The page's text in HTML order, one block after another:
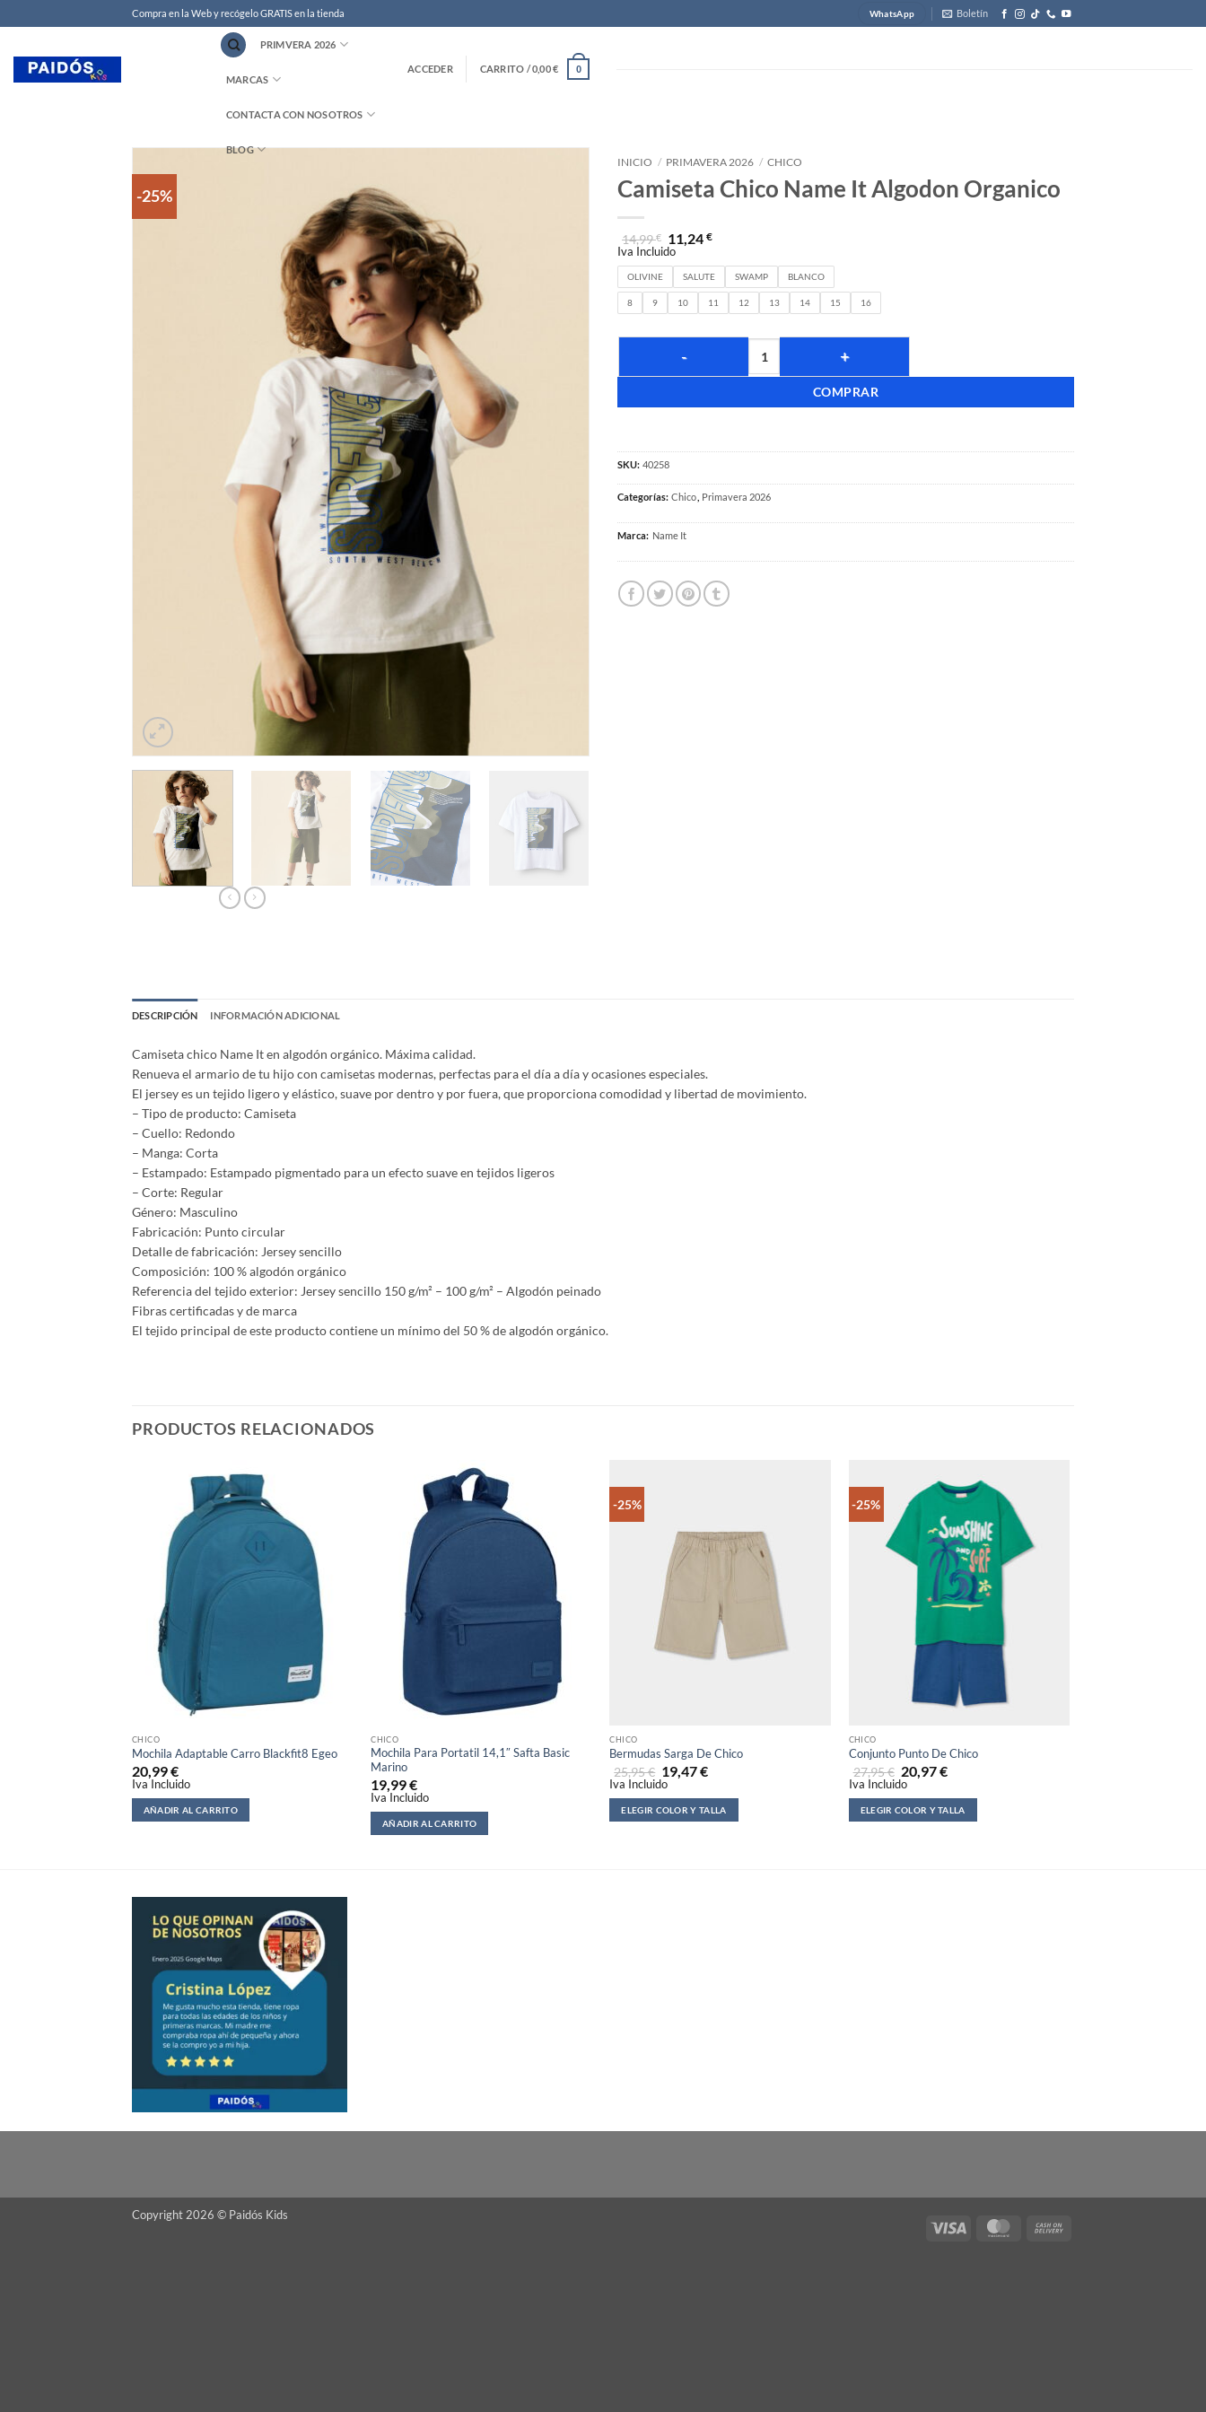
Compra en la Web y recógelo GRATIS en la tienda WhatsApp Boletín
PRIMVERA 2026
MARCAS
CONTACTA CON NOSOTROS
BLOG
ACCEDER CARRITO /0,00€ 0
-25%
INICIO / PRIMAVERA 2026 / CHICO
Camiseta Chico Name It Algodon Organico
14,99€ 11,24€
Iva Incluido
OLIVINE SALUTE SWAMP BLANCO
8 9 10 11 12 13 14 15 16
COMPRAR
SKU: 40258
Categorías: Chico Primavera 2026
Marca: Name It
DESCRIPCIÓN INFORMACIÓN ADICIONAL
Camiseta chico Name It en algodón orgánico. Máxima calidad.
Renueva el armario de tu hijo con camisetas modernas, perfectas para el día a día y ocasiones especiales.
El jersey es un tejido ligero y elástico, suave por dentro y por fuera, que proporciona comodidad y libertad de movimiento.
– Tipo de producto: Camiseta
– Cuello: Redondo
– Manga: Corta
– Estampado: Estampado pigmentado para un efecto suave en tejidos ligeros
– Corte: Regular
Género: Masculino
Fabricación: Punto circular
Detalle de fabricación: Jersey sencillo
Composición: 100 % algodón orgánico
Referencia del tejido exterior: Jersey sencillo 150 g/m² – 100 g/m² – Algodón peinado
Fibras certificadas y de marca
El tejido principal de este producto contiene un mínimo del 50 % de algodón orgánico.
PRODUCTOS RELACIONADOS
CHICO
Mochila Adaptable Carro Blackfit8 Egeo
20,99€
Iva Incluido
AÑADIR AL CARRITO
CHICO
Mochila Para Portatil 14,1″ Safta Basic
Marino
19,99€
Iva Incluido
AÑADIR AL CARRITO
-25%
CHICO
Bermudas Sarga De Chico
25,95€ 19,47€
Iva Incluido
ELEGIR COLOR Y TALLA
-25%
CHICO
Conjunto Punto De Chico
27,95€ 20,97€
Iva Incluido
ELEGIR COLOR Y TALLA
Copyright 2026 © Paidós Kids